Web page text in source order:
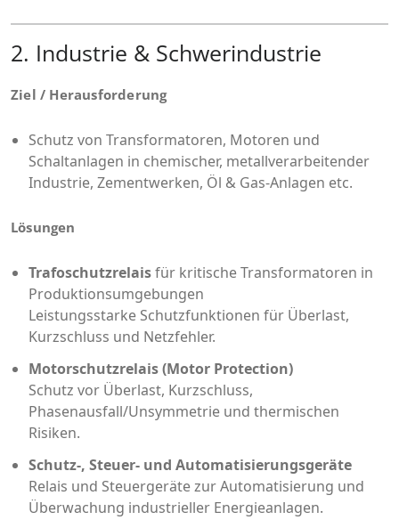
2. Industrie & Schwerindustrie
Ziel / Herausforderung
Schutz von Transformatoren, Motoren und
Schaltanlagen in chemischer, metallverarbeitender
Industrie, Zementwerken, Öl & Gas-Anlagen etc.
Lösungen
Trafoschutzrelaisfür kritische Transformatoren in
Produktionsumgebungen
Leistungsstarke Schutzfunktionen für Überlast,
Kurzschluss und Netzfehler.
Motorschutzrelais (Motor Protection)
Schutz vor Überlast, Kurzschluss,
Phasenausfall/Unsymmetrie und thermischen
Risiken.
Schutz-, Steuer- und Automatisierungsgeräte
Relais und Steuergeräte zur Automatisierung und
Überwachung industrieller Energieanlagen.